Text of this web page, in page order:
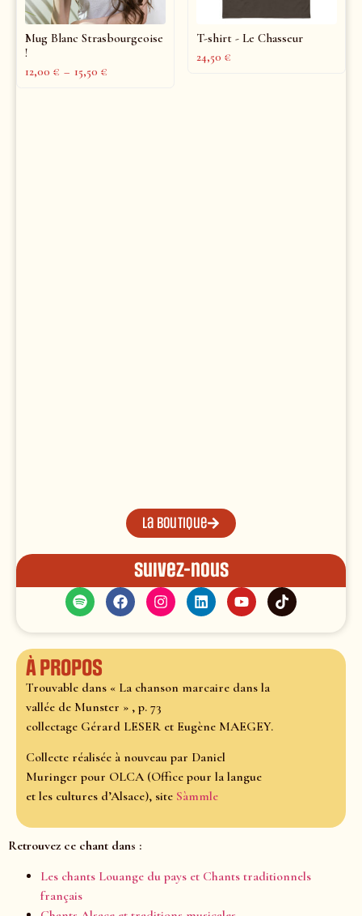
Mug Blanc Strasbourgeoise
!
12,00 € – 15,50 €
T-shirt - Le Chasseur
24,50 €
La boutique
Suivez-nous
À propos
Trouvable dans « La chanson marcaire dans la
vallée de Munster » , p. 73
collectage Gérard LESER et Eugène MAEGEY.
Collecte réalisée à nouveau par Daniel
Muringer pour OLCA (Office pour la langue
et les cultures d’Alsace), site Sàmmle
Retrouvez ce chant dans :
Les chants Louange du pays et Chants traditionnels
français